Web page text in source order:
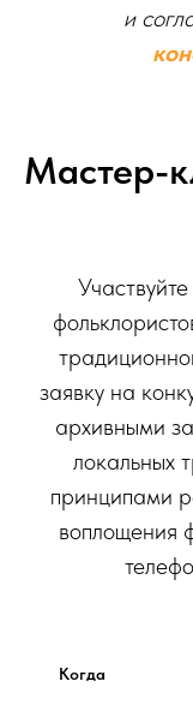
и
Мастер-
заявку на
архивными
локальных
принципами
воплощения
Когда